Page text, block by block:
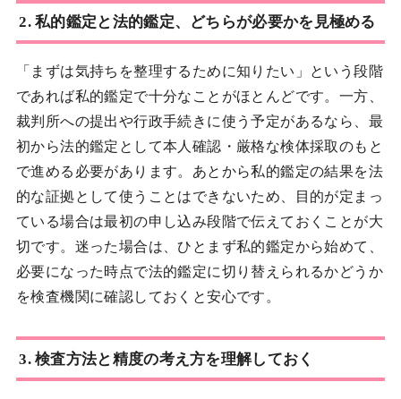
2. 私的鑑定と法的鑑定、どちらが必要かを見極める
「まずは気持ちを整理するために知りたい」という段階
であれば私的鑑定で十分なことがほとんどです。一方、
裁判所への提出や行政手続きに使う予定があるなら、最
初から法的鑑定として本人確認・厳格な検体採取のもと
で進める必要があります。あとから私的鑑定の結果を法
的な証拠として使うことはできないため、目的が定まっ
ている場合は最初の申し込み段階で伝えておくことが大
切です。迷った場合は、ひとまず私的鑑定から始めて、
必要になった時点で法的鑑定に切り替えられるかどうか
を検査機関に確認しておくと安心です。
3. 検査方法と精度の考え方を理解しておく